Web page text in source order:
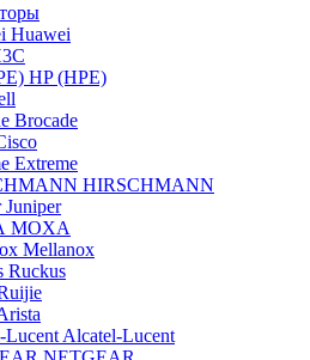
Huawei
HP (HPE)
Brocade
Extreme
HIRSCHMANN
Juniper
MOXA
Mellanox
Ruckus
Alcatel-Lucent